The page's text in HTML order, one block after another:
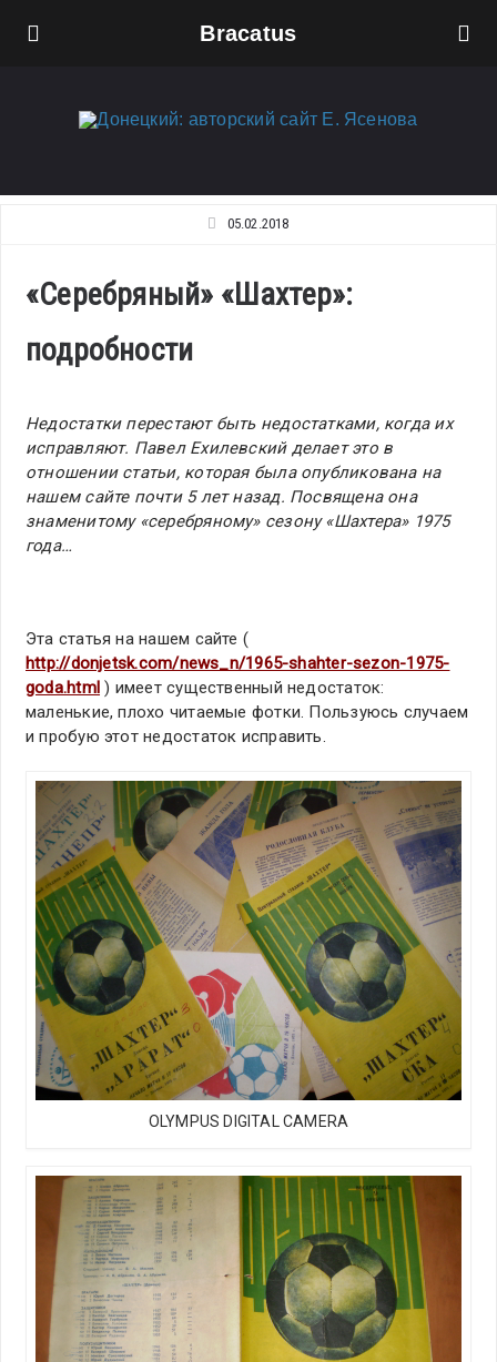
Bracatus
05.02.2018
«Серебряный» «Шахтер»:
подробности
Недостатки перестают быть недостатками, когда их
исправляют. Павел Ехилевский делает это в
отношении статьи, которая была опубликована на
нашем сайте почти 5 лет назад. Посвящена она
знаменитому «серебряному» сезону «Шахтера» 1975
года…
Эта статья на нашем сайте (
http://donjetsk.com/news_n/1965-shahter-sezon-1975-
goda.html ) имеет существенный недостаток:
маленькие, плохо читаемые фотки. Пользуюсь случаем
и пробую этот недостаток исправить.
OLYMPUS DIGITAL CAMERA